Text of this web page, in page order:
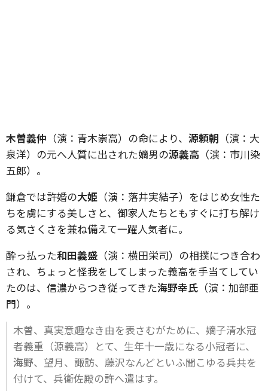
木曽義仲 （演：青木崇高）の命により、 源頼朝 （演：大
泉洋）の元へ人質に出された嫡男の源義高 （演：市川染
五郎）。
鎌倉では許婚の大姫 （演：落井実結子）をはじめ女性た
ちを虜にする美しさと、御家人たちともすぐに打ち解け
る気さくさを兼ね備えて一躍人気者に。
酔っ払った和田義盛 （演：横田栄司）の相撲につき合わ
され、ちょっと怪我をしてしまった義高を手当てしてい
たのは、信濃からつき従ってきた海野幸氏 （演：加部亜
門）。
木曽、真実意趣なき由を表さむがために、嫡子清水冠
者義重（源義高）とて、生年十一歳になる小冠者に、
海野、望月、諏訪、藤沢なんどといふ聞こゆる兵共を
付けて、兵衛佐殿の許へ遣はす。